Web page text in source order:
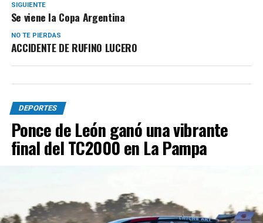
SIGUIENTE
Se viene la Copa Argentina
NO TE PIERDAS
ACCIDENTE DE RUFINO LUCERO
DEPORTES
Ponce de León ganó una vibrante
final del TC2000 en La Pampa